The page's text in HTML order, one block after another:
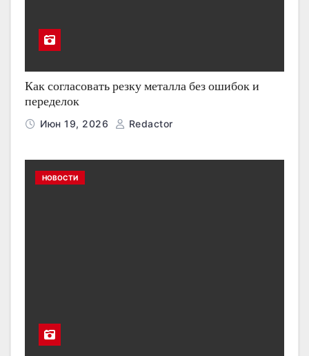
Как согласовать резку металла без ошибок и
переделок
Июн 19, 2026 Redactor
НОВОСТИ